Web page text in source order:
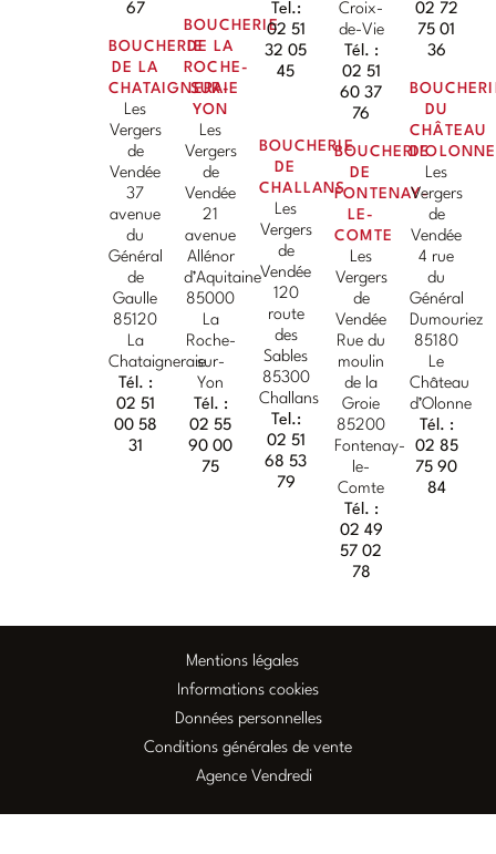
67
BOUCHERIE
DE LA
CHATAIGNERAIE
Les
Vergers
de
Vendée
37
avenue
du
Général
de
Gaulle
85120
La
Chataigneraie
Tél. :
02 51
00 58
31
BOUCHERIE
DE LA
ROCHE-
SUR-
YON
Les
Vergers
de
Vendée
21
avenue
Allénor
d’Aquitaine
85000
La
Roche-
sur-
Yon
Tél. :
02 55
90 00
75
Tel.:
02 51
32 05
45
BOUCHERIE
DE
CHALLANS
Les
Vergers
de
Vendée
120
route
des
Sables
85300
Challans
Tel.:
02 51
68 53
79
Croix-
de-Vie
Tél. :
02 51
60 37
76
BOUCHERIE
DE
FONTENAY-
LE-
COMTE
Les
Vergers
de
Vendée
Rue du
moulin
de la
Groie
85200
Fontenay-
le-
Comte
Tél. :
02 49
57 02
78
02 72
75 01
36
DU
CHÂTEAU
D'OLONNE
Les
Vergers
de
Vendée
4 rue
du
Général
Dumouriez
85180
Le
Château
d’Olonne
Tél. :
02 85
75 90
84
Mentions légales
Informations cookies
Données personnelles
Conditions générales de vente
Agence Vendredi